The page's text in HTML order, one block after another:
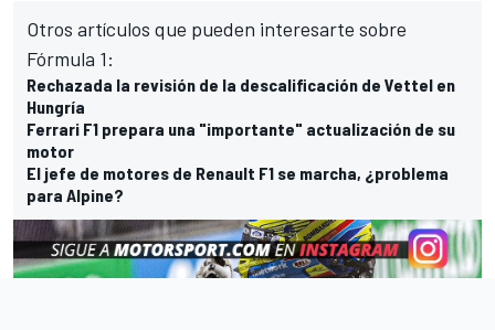
Otros artículos que pueden interesarte sobre
Fórmula 1:
Rechazada la revisión de la descalificación de Vettel en
Hungría
Ferrari F1 prepara una "importante" actualización de su
motor
El jefe de motores de Renault F1 se marcha, ¿problema
para Alpine?